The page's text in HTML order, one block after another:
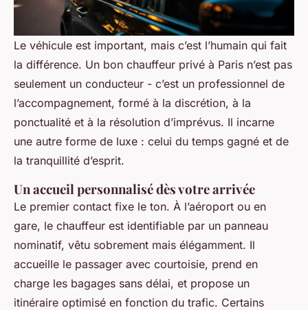
Le véhicule est important, mais c’est l’humain qui fait
la différence. Un bon chauffeur privé à Paris n’est pas
seulement un conducteur - c’est un professionnel de
l’accompagnement, formé à la discrétion, à la
ponctualité et à la résolution d’imprévus. Il incarne
une autre forme de luxe : celui du temps gagné et de
la tranquillité d’esprit.
Un accueil personnalisé dès votre arrivée
Le premier contact fixe le ton. À l’aéroport ou en
gare, le chauffeur est identifiable par un panneau
nominatif, vêtu sobrement mais élégamment. Il
accueille le passager avec courtoisie, prend en
charge les bagages sans délai, et propose un
itinéraire optimisé en fonction du trafic. Certains